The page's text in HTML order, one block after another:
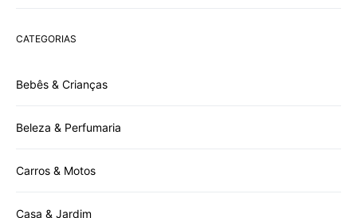
CATEGORIAS
Bebês & Crianças
Beleza & Perfumaria
Carros & Motos
Casa & Jardim